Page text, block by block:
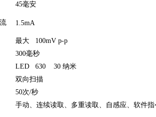
45毫安
1.5mA
最大 100mV p-p
300毫秒
LED 630 30 纳米
双向扫描
50次/秒
手动、连续读取、多重读取、自感应、软